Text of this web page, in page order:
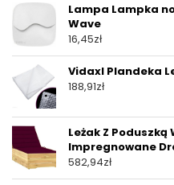
Lampa Lampka
Wave
16,45zł
Vidaxl Plandeka
188,91zł
Leżak Z Poduszką
Impregnowane
582,94zł